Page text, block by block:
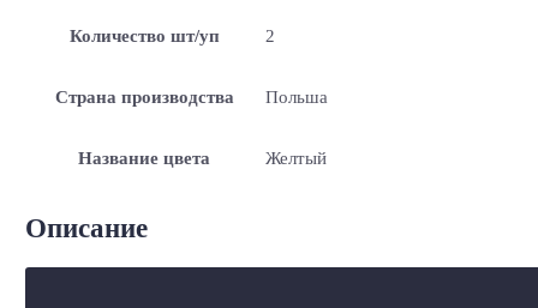
Количество шт/уп 2
Страна производства Польша
Название цвета Желтый
Описание